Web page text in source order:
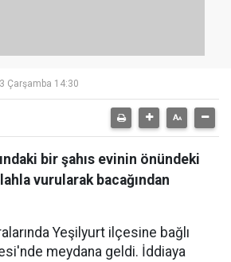
Çarşamba 14:30
bir şahıs evinin önündeki
vurularak bacağından
Yeşilyurt ilçesine bağlı
meydana geldi. İddiaya